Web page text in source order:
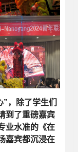
，除了学生们
到了重磅嘉宾
业水准的《在
嘉宾都沉浸在